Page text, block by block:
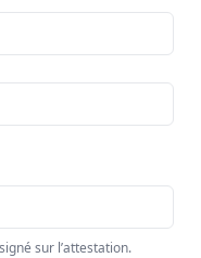
sur l’attestation.